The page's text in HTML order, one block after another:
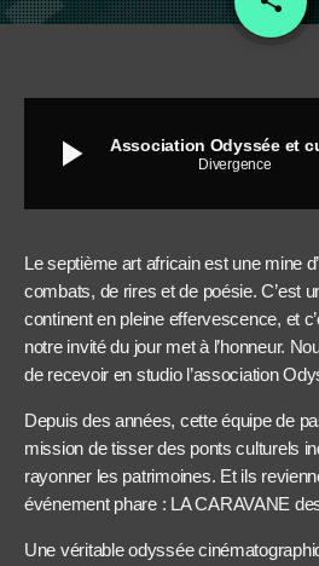
play_arrow Association Odyssée et
Divergence
Le septième art africain est une mine
combats, de rires et de poésie. C’est
continent en pleine effervescence, et
notre invité du jour met à l’honneur.
de recevoir en studio l’association
Depuis des années, cette équipe de
mission de tisser des ponts culturels
rayonner les patrimoines. Et ils
événement phare : LA CARAVANE
Une véritable odyssée